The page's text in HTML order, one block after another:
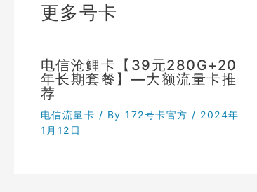
更多号卡
电信沧鲤卡【39元280G+20
年长期套餐】—大额流量卡推
荐
电信流量卡 / By 172号卡官方 / 2024年
1月12日